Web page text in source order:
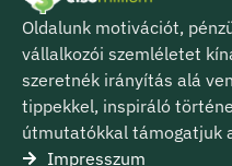
Oldalunk motivációt,
vállalkozói szemléletet
szeretnék irányítás alá
tippekkel, inspiráló
útmutatókkal támogatjuk
Impresszum